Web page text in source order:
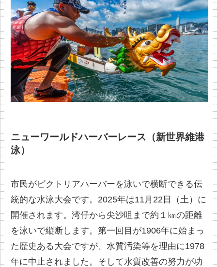
ニューワールドハーバーレース（新世界維港
泳）
市民がビクトリアハーバーを泳いで横断できる伝
統的な水泳大会です。2025年は11月22日（土）に
開催されます。湾仔から尖沙咀まで約１㎞の距離
を泳いで縦断します。第一回目が1906年に始まっ
た歴史ある大会ですが、水質汚染等を理由に1978
年に中止されました。そして水質改善の努力が功